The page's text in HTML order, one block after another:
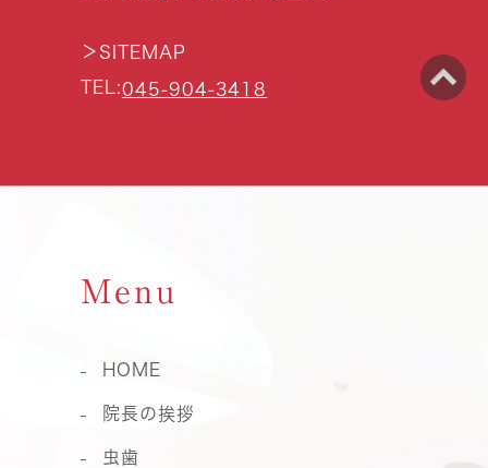
＞ SITEMAP
TEL:045-904-3418
Menu
HOME
院長の挨拶
虫歯